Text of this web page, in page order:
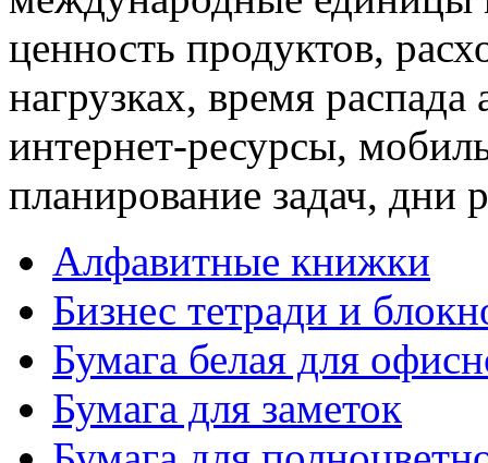
ценность продуктов,
нагрузках, время
интернет-ресурсы,
планирование задач,
Алфавитные книжки
Бизнес тетради и
Бумага белая для
Бумага для заметок